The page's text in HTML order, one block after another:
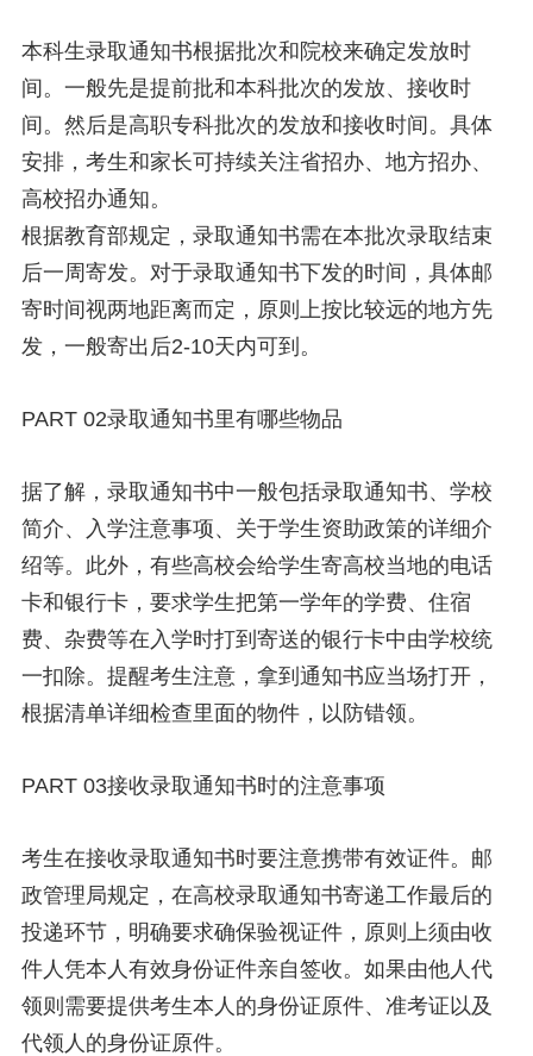
本科生录取通知书根据批次和院校来确定发放时
间。一般先是提前批和本科批次的发放、接收时
间。然后是高职专科批次的发放和接收时间。具体
安排，考生和家长可持续关注省招办、地方招办、
高校招办通知。
根据教育部规定，录取通知书需在本批次录取结束
后一周寄发。对于录取通知书下发的时间，具体邮
寄时间视两地距离而定，原则上按比较远的地方先
发，一般寄出后2-10天内可到。
PART 02录取通知书里有哪些物品
据了解，录取通知书中一般包括录取通知书、学校
简介、入学注意事项、关于学生资助政策的详细介
绍等。此外，有些高校会给学生寄高校当地的电话
卡和银行卡，要求学生把第一学年的学费、住宿
费、杂费等在入学时打到寄送的银行卡中由学校统
一扣除。提醒考生注意，拿到通知书应当场打开，
根据清单详细检查里面的物件，以防错领。
PART 03接收录取通知书时的注意事项
考生在接收录取通知书时要注意携带有效证件。邮
政管理局规定，在高校录取通知书寄递工作最后的
投递环节，明确要求确保验视证件，原则上须由收
件人凭本人有效身份证件亲自签收。如果由他人代
领则需要提供考生本人的身份证原件、准考证以及
代领人的身份证原件。